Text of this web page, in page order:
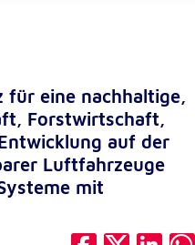
für eine nachhaltige,
Forstwirtschaft,
auf der
Luftfahrzeuge
mit
können, werden von
gesetzt.